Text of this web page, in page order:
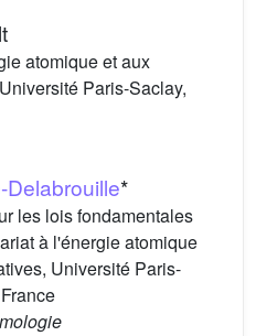
atomique et aux
Paris-Saclay,
*
les lois fondamentales
à l'énergie atomique
Université Paris-